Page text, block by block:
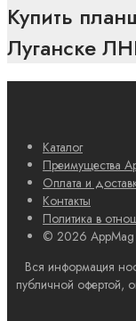
Купить
Луганске
Каталог
Преимущества
Оплата и
Контакты
Политика в
© 2026 AppMag
Вся информация
публичной офертой,